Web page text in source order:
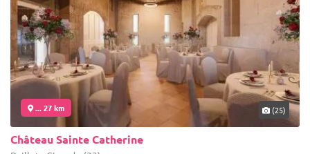
... 27 km (25)
Château Sainte Catherine